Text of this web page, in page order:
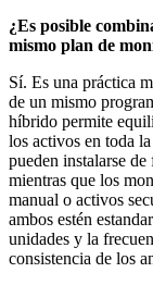
¿Es posible
mismo plan de
Sí. Es una práctica
de un mismo
híbrido permite
los activos en toda
pueden instalarse
mientras que los
manual o activos
ambos estén
unidades y la
consistencia de los